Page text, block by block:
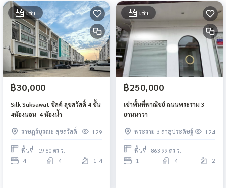
เช่า
฿30,000
Silk Suksawat ซิลค์ สุขสวัสดิ์ 4 ชั้น
4ห้องนอน 4 ห้องน้ำ
ราษฎร์บูรณะ สุขสวัสดิ์ 129
พื้นที่ : 19.60 ตร.ว.
4 4 1-4
เช่า
฿250,000
เช่าพื้นที่พาณิชย์ ถนนพระราม 3
ยานนาวา
พระราม 3 สาธุประดิษฐ์ 124
พื้นที่ : 863.99 ตร.ว.
1 4 2